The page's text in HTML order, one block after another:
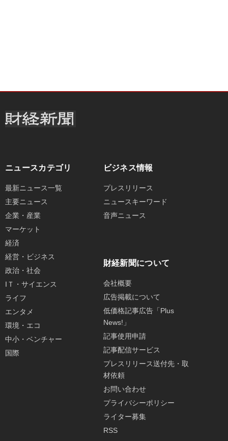
ニュースカテゴリ
最新ニュース一覧
主要ニュース
企業・産業
マーケット
経済
経営・ビジネス
政治・社会
IＴ・サイエンス
ライフ
エンタメ
環境・エコ
中小・ベンチャー
国際
ビジネス情報
プレスリリース
ニュースキーワード
音声ニュース
財経新聞について
会社概要
広告掲載について
低価格記事広告「Plus
News!」
記事使用申請
記事配信サービス
プレスリリース送付先・取
材依頼
お問い合わせ
プライバシーポリシー
ライター募集
RSS